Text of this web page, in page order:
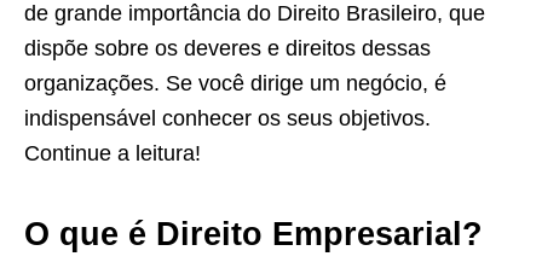
de grande importância do Direito Brasileiro, que
dispõe sobre os deveres e direitos dessas
organizações. Se você dirige um negócio, é
indispensável conhecer os seus objetivos.
Continue a leitura!
O que é Direito Empresarial?